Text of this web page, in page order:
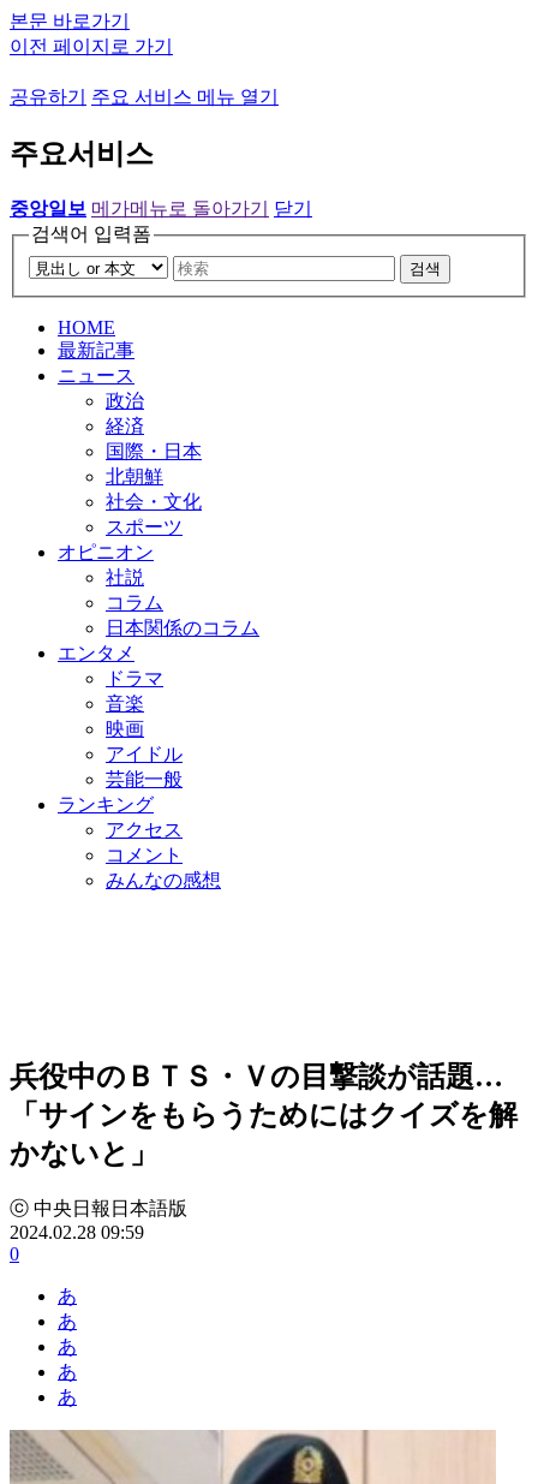
본문 바로가기
이전 페이지로 가기
공유하기 주요 서비스 메뉴 열기
주요서비스
중앙일보 메가메뉴로 돌아가기
닫기
검색어 입력폼
검색
HOME
最新記事
ニュース
政治
経済
国際・日本
北朝鮮
社会・文化
スポーツ
オピニオン
社説
コラム
日本関係のコラム
エンタメ
ドラマ
音楽
映画
アイドル
芸能一般
ランキング
アクセス
コメント
みんなの感想
兵役中のＢＴＳ・Ｖの目撃談が話題…
「サインをもらうためにはクイズを解
かないと」
ⓒ 中央日報日本語版
2024.02.28 09:59
0
あ
あ
あ
あ
あ